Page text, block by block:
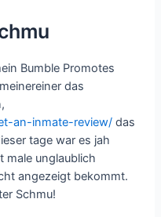
Bumble Promotes
das
an-inmate-review/ das
tage war es jah
male unglaublich
angezeigt bekommt.
Schmu!